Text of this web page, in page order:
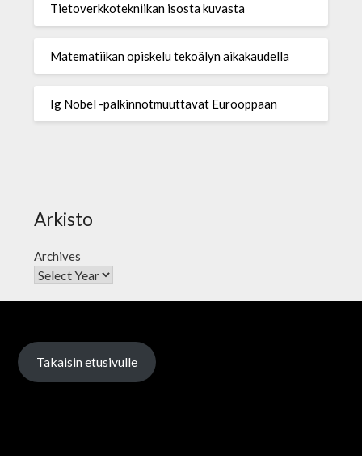
Tietoverkkotekniikan isosta kuvasta
Matematiikan opiskelu tekoälyn aikakaudella
Ig Nobel -palkinnotmuuttavat Eurooppaan
Arkisto
Archives
Takaisin etusivulle